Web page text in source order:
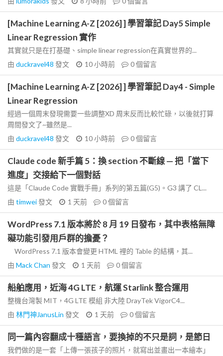
[Machine Learning A-Z [2026] ] 學習筆記 Day5 Simple
Linear Regression 實作
其實就只是在打基礎、simple linear regression在真實世界的...
由 duckravel48 發文 10 小時前 0個留言
[Machine Learning A-Z [2026] ] 學習筆記 Day4 - Simple
Linear Regression
經過一個周末發現需要一些調整XD 周末反而比較忙碌，以後就打算
周間發文了~雖然是...
由 duckravel48 發文 10 小時前 0個留言
Claude code 新手篇 5：換 section 不斷線 — 把「當下
進度」交接給下一個對話
這是「Claude Code 實戰手冊」系列的第五篇(G5)。G3 講了 CL...
由 timwei發文 1 天前 0個留言
WordPress 7.1 版本將於 8 月 19 日發布，其中表格無障
礙功能引發用戶群的擔憂？
WordPress 7.1 版本會變更 HTML 裡的 Table 的結構，其...
由 Mack Chan 發文 1 天前 0個留言
船舶應用，近海 4G LTE，航運 Starlink 整合運用
整機台灣製 MIT，4G LTE 模組 非大陸 DrayTek VigorC4...
由 林門神JanusLin 發文 1 天前 0個留言
同一篇內容翻成十種語言，要換掉的不只是詞，是節日
我們做的是一套「上傳一張孩子的照片，就寫出並畫出一本繪本」